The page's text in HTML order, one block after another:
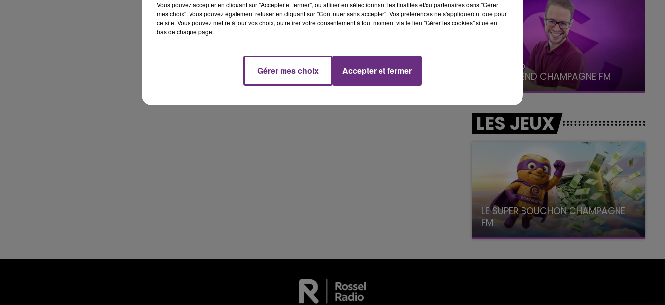
7h00 - 12h00
LE WEEK-END CHAMPAGNE FM
16h00 - 20h00
LE WEEK-END CHAMPAGNE FM
LES JEUX
LE SUPER BOUCHON CHAMPAGNE
FM
avec La Famille Champagne FM, à 8H10
Vous pouvez accepter en cliquant sur "Accepter et fermer", ou affiner en sélectionnant les finalités et/ou partenaires dans "Gérer
mes choix". Vous pouvez également refuser en cliquant sur "Continuer sans accepter". Vos préférences ne s'appliqueront que pour
ce site. Vous pouvez mettre à jour vos choix, ou retirer votre consentement à tout moment via le lien "Gérer les cookies" situé en
bas de chaque page.
Gérer mes choix Accepter et fermer